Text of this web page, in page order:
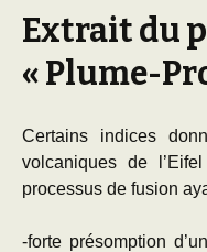
Extrait du
« Plume-
Certains indices
volcaniques de
processus de fusion
-forte présomption